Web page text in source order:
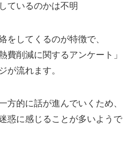
ているのかは不明
をしてくるのが特徴で、
費削減に関するアンケート」
が流れます。
方的に話が進んでいくため、
惑に感じることが多いようで